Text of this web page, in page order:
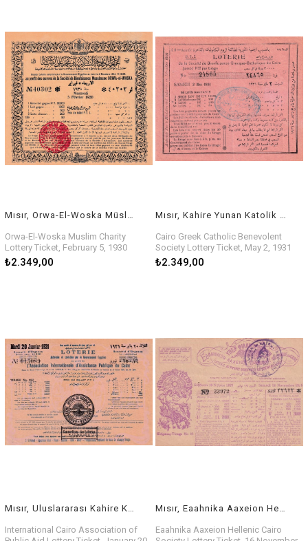
Orwa-El-Woska Muslim Charity
Lottery Ticket, February 5, 1930
₺2.349,00
Cairo Greek Catholic Benevolent
Society Lottery Ticket, May 2, 1931
₺2.349,00
Mısır, Uluslararası Kahire Kamu Yardımı Birliği Piyango Bileti, 20 Ocak 1931
International Cairo Association of
Mısır, Eaahnika Aaxeion Hellen Kahire topluluğu Piyango Bileti, 16 Kasım 1929
Eaahnika Aaxeion Hellenic Cairo